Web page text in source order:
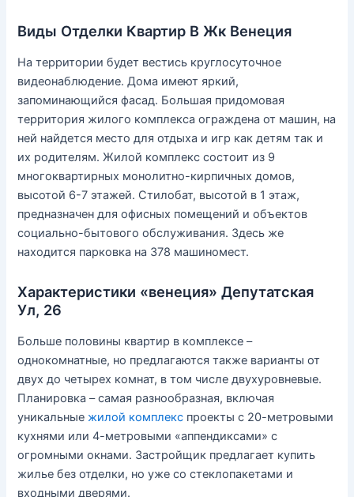
Виды Отделки Квартир В Жк Венеция
На территории будет вестись круглосуточное
видеонаблюдение. Дома имеют яркий,
запоминающийся фасад. Большая придомовая
территория жилого комплекса ограждена от машин, на
ней найдется место для отдыха и игр как детям так и
их родителям. Жилой комплекс состоит из 9
многоквартирных монолитно-кирпичных домов,
высотой 6-7 этажей. Стилобат, высотой в 1 этаж,
предназначен для офисных помещений и объектов
социально-бытового обслуживания. Здесь же
находится парковка на 378 машиномест.
Характеристики «венеция» Депутатская
Ул, 26
Больше половины квартир в комплексе –
однокомнатные, но предлагаются также варианты от
двух до четырех комнат, в том числе двухуровневые.
Планировка – самая разнообразная, включая
уникальныежилой комплекс проекты с 20-метровыми
кухнями или 4-метровыми «аппендиксами» с
огромными окнами. Застройщик предлагает купить
жилье без отделки, но уже со стеклопакетами и
входными дверями.